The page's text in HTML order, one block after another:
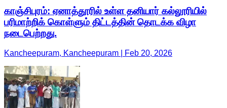
காஞ்சிபுரம்: ஏனாத்தூரில் உள்ள தனியார் கல்லூரியில்
பரிமாற்றிக் கொள்ளும் திட்டத்தின் தொடக்க விழா
நடைபெற்றது.
Kancheepuram, Kancheepuram | Feb 20, 2026